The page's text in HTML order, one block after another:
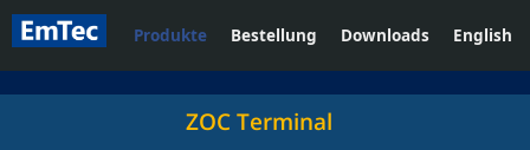
Produkte Bestellung Downloads English
ZOC Terminal